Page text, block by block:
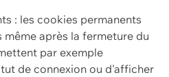
: les cookies permanents
après la fermeture du
par exemple
de connexion ou d'afficher